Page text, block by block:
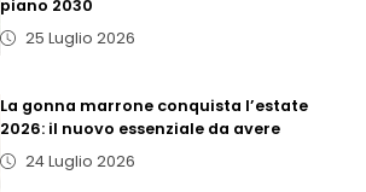
piano 2030
25 Luglio 2026
La gonna marrone conquista l’estate
2026: il nuovo essenziale da avere
24 Luglio 2026